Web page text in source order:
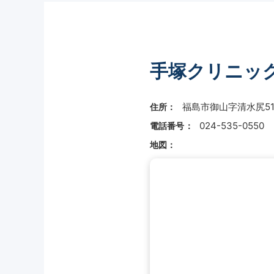
手塚クリニッ
住所： 福島市御山字清水尻51
電話番号： 024-535-0550
地図：